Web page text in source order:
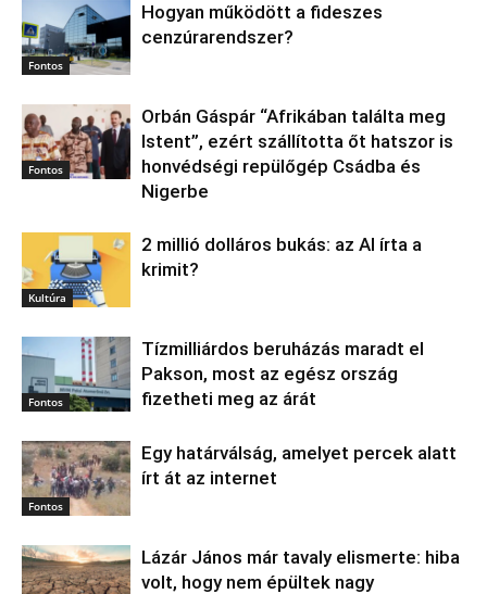
Fontos
Hogyan működött a fideszes
cenzúrarendszer?
Fontos
Orbán Gáspár “Afrikában találta meg
Istent”, ezért szállította őt hatszor is
honvédségi repülőgép Csádba és
Nigerbe
Kultúra
2 millió dolláros bukás: az AI írta a
krimit?
Fontos
Tízmilliárdos beruházás maradt el
Pakson, most az egész ország
fizetheti meg az árát
Fontos
Egy határválság, amelyet percek alatt
írt át az internet
Lázár János már tavaly elismerte: hiba
volt, hogy nem épültek nagy